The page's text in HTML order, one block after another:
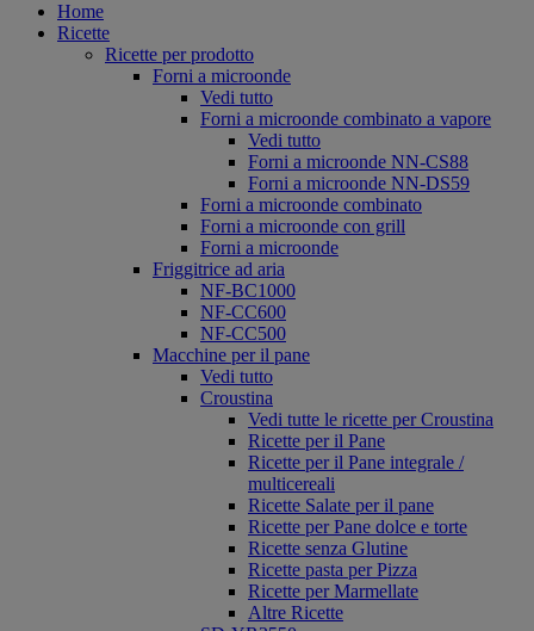
Home
Ricette
Ricette per prodotto
Forni a microonde
Vedi tutto
Forni a microonde combinato a vapore
Vedi tutto
Forni a microonde NN-CS88
Forni a microonde NN-DS59
Forni a microonde combinato
Forni a microonde con grill
Forni a microonde
Friggitrice ad aria
NF-BC1000
NF-CC600
NF-CC500
Macchine per il pane
Vedi tutto
Croustina
Vedi tutte le ricette per Croustina
Ricette per il Pane
Ricette per il Pane integrale /
multicereali
Ricette Salate per il pane
Ricette per Pane dolce e torte
Ricette senza Glutine
Ricette pasta per Pizza
Ricette per Marmellate
Altre Ricette